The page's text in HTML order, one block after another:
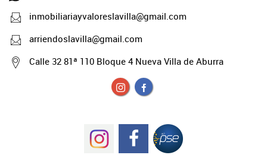
inmobiliariayvaloreslavilla@gmail.com
arriendoslavilla@gmail.com
Calle 32 81ª 110 Bloque 4 Nueva Villa de Aburra